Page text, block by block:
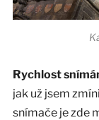
Rychlost
jak už jsem
snímače je zde